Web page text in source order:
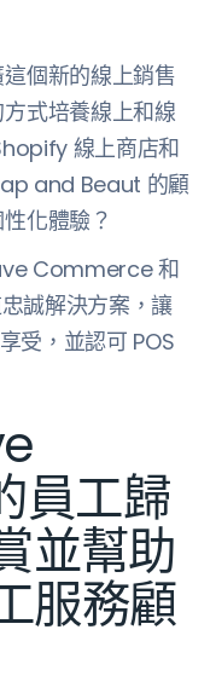
個新的線上銷售
式培養線上和線
線上商店和
and Beaut 的顧
化體驗？
Commerce 和
誠解決方案，讓
受，並認可 POS
員工歸
並幫助
服務顧